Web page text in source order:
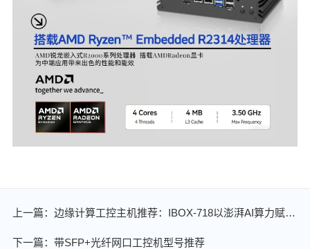
上一篇：边缘计算工控主机推荐：IBOX-718以澎湃AI算力赋能视频图像处理
下一篇：带SFP+光纤网口工控机型号推荐